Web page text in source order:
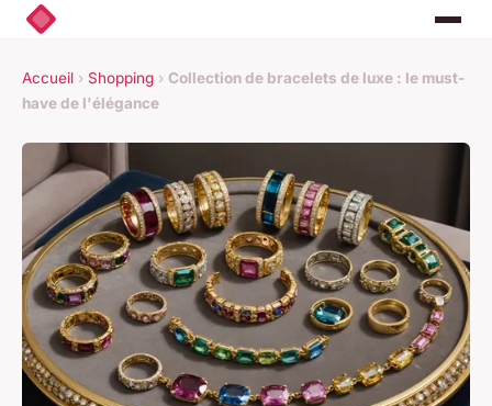
Accueil › Shopping › Collection de bracelets de luxe : le must-
have de l'élégance